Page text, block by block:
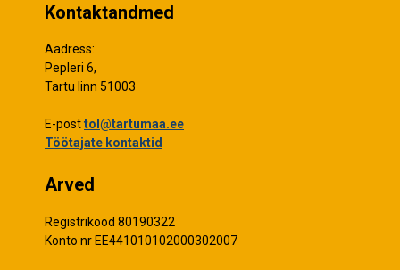
Kontaktandmed
Aadress:
Pepleri 6,
Tartu linn 51003
E-posttol@tartumaa.ee
Töötajate kontaktid
Arved
Registrikood 80190322
Konto nr EE441010102000302007